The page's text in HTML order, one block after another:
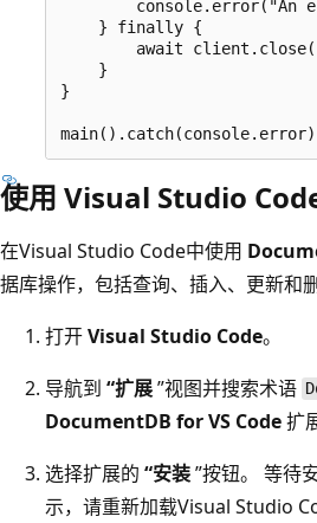
console.error("An
    } finally {
await
    }
}
使用 Visual Studio
在Visual Studio Code中使用
据库操作，包括查询、插入、更新和
打开Visual Studio Code。
导航到 “扩展”视图并搜索术语
DocumentDB for VS Code扩
选择扩展的 “安装”按钮。 等待
示，请重新加载Visual Studio